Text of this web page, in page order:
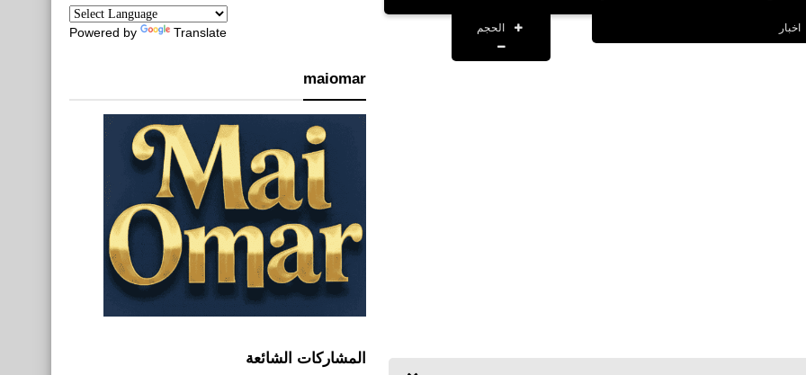
اخبار الحجم Powered by Translate
maiomar
المشاركات الشائعة